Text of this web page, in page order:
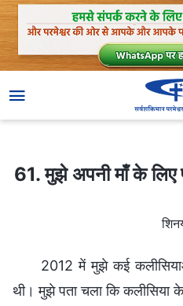
61. मुझे अपनी माँ के लिए पक्षपात नहीं करना
61. मुझे अपनी माँ के लिए
2012 में मुझे कई
थी। मुझे पता चला कि कलीसिया के